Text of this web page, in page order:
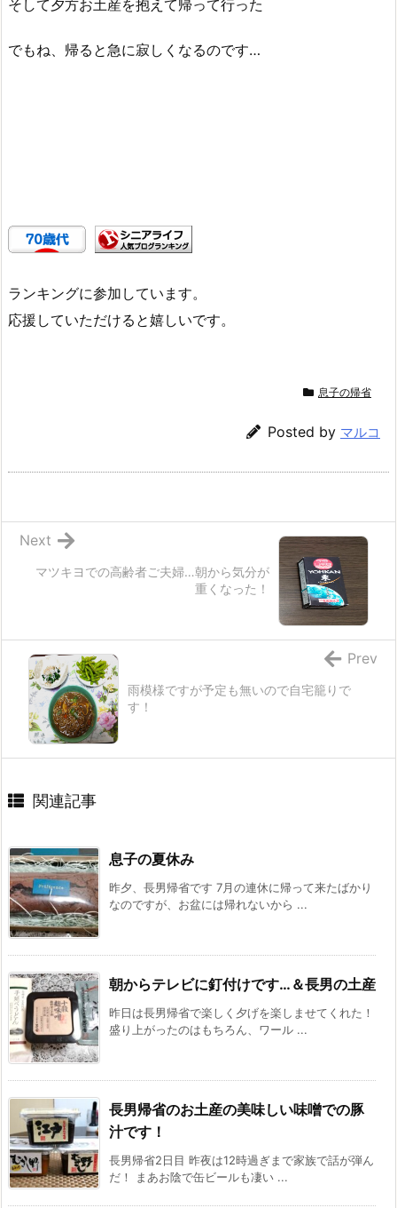
そして夕方お土産を抱えて帰って行った
でもね、帰ると急に寂しくなるのです…
ランキングに参加しています。
応援していただけると嬉しいです。
息子の帰省
Posted by マルコ
マツキヨでの高齢者ご夫婦…朝から気分が
重くなった！
Next
雨模様ですが予定も無いので自宅籠りで
す！
Prev
関連記事
息子の夏休み
昨夕、長男帰省です 7月の連休に帰って来たばかり
なのですが、お盆には帰れないから ...
朝からテレビに釘付けです…＆長男の土産
昨日は長男帰省で楽しく夕げを楽しませてくれた！
盛り上がったのはもちろん、ワール ...
長男帰省のお土産の美味しい味噌での豚
汁です！
長男帰省2日目 昨夜は12時過ぎまで家族で話が弾ん
だ！ まあお陰で缶ビールも凄い ...